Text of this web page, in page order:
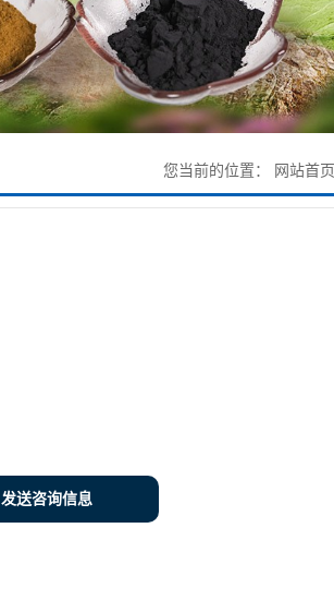
您当前的位置： 网站首页
发送咨询信息